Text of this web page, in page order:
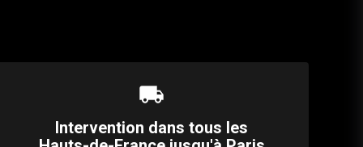
local_shipping
Intervention dans tous les